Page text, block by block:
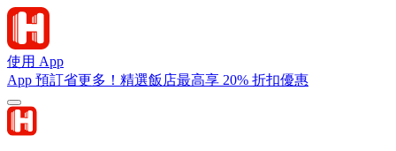
使用 App
App 預訂省更多！精選飯店最高享 20% 折扣優惠